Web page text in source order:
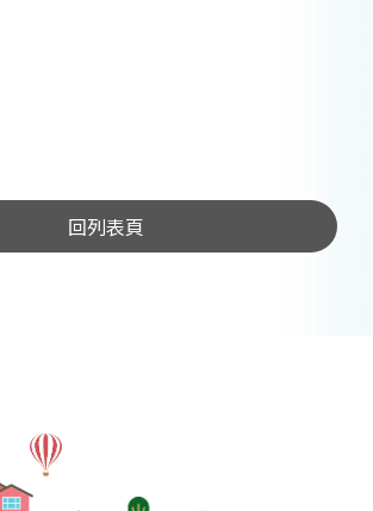
回列表頁